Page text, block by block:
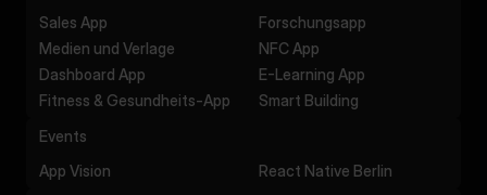
Sales App
Forschungsapp
Medien und Verlage
NFC App
Dashboard App
E-Learning App
Fitness & Gesundheits-App
Smart Building
Events
App Vision
React Native Berlin